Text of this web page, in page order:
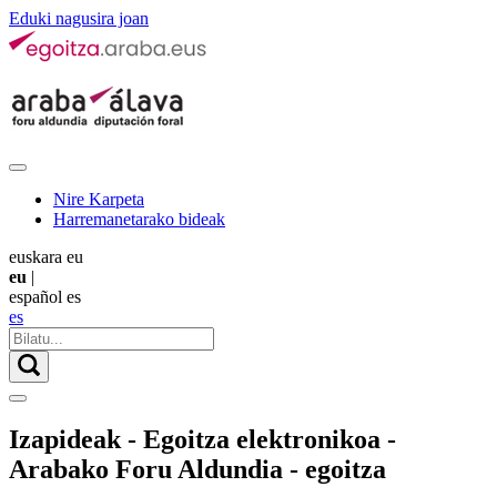
Eduki nagusira joan
Nire Karpeta
Harremanetarako bideak
euskara eu
eu |
español es
es
Izapideak - Egoitza elektronikoa -
Arabako Foru Aldundia - egoitza